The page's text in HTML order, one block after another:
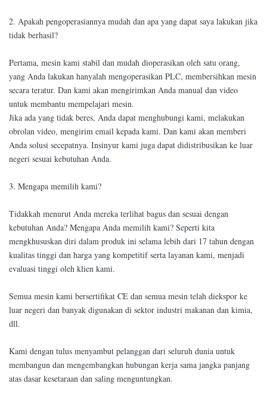
2. Apakah pengoperasiannya mudah dan apa yang dapat saya lakukan jika
tidak berhasil?
Pertama, mesin kami stabil dan mudah dioperasikan oleh satu orang,
yang Anda lakukan hanyalah mengoperasikan PLC, membersihkan mesin
secara teratur. Dan kami akan mengirimkan Anda manual dan video
untuk membantu mempelajari mesin.
Jika ada yang tidak beres, Anda dapat menghubungi kami, melakukan
obrolan video, mengirim email kepada kami. Dan kami akan memberi
Anda solusi secepatnya. Insinyur kami juga dapat didistribusikan ke luar
negeri sesuai kebutuhan Anda.
3. Mengapa memilih kami?
Tidakkah menurut Anda mereka terlihat bagus dan sesuai dengan
kebutuhan Anda? Mengapa Anda memilih kami? Seperti kita
mengkhususkan diri dalam produk ini selama lebih dari 17 tahun dengan
kualitas tinggi dan harga yang kompetitif serta layanan kami, menjadi
evaluasi tinggi oleh klien kami.
Semua mesin kami bersertifikat CE dan semua mesin telah diekspor ke
luar negeri dan banyak digunakan di sektor industri makanan dan kimia,
dll.
Kami dengan tulus menyambut pelanggan dari seluruh dunia untuk
membangun dan mengembangkan hubungan kerja sama jangka panjang
atas dasar kesetaraan dan saling menguntungkan.